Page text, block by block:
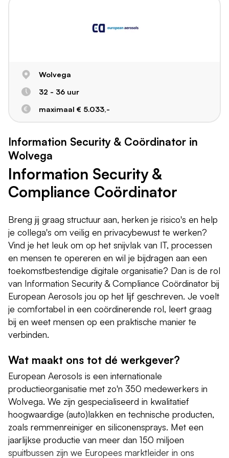
Wolvega
32 - 36 uur
maximaal € 5.033,-
Information Security & Coördinator in
Wolvega
Information Security &
Compliance Coördinator
Breng jij graag structuur aan, herken je risico's en help
je collega's om veilig en privacybewust te werken?
Vind je het leuk om op het snijvlak van IT, processen
en mensen te opereren en wil je bijdragen aan een
toekomstbestendige digitale organisatie? Dan is de rol
van Information Security & Compliance Coördinator bij
European Aerosols jou op het lijf geschreven. Je voelt
je comfortabel in een coördinerende rol, leert graag
bij en weet mensen op een praktische manier te
verbinden.
Wat maakt ons tot dé werkgever?
European Aerosols is een internationale
productieorganisatie met zo'n 350 medewerkers in
Wolvega. We zijn gespecialiseerd in kwalitatief
hoogwaardige (auto)lakken en technische producten,
zoals remmenreiniger en siliconensprays. Met een
jaarlijkse productie van meer dan 150 miljoen
spuitbussen zijn we Europees marktleider in ons